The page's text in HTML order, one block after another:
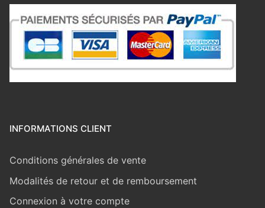
INFORMATIONS CLIENT
Conditions générales de vente
Modalités de retour et de remboursement
Connexion à votre compte